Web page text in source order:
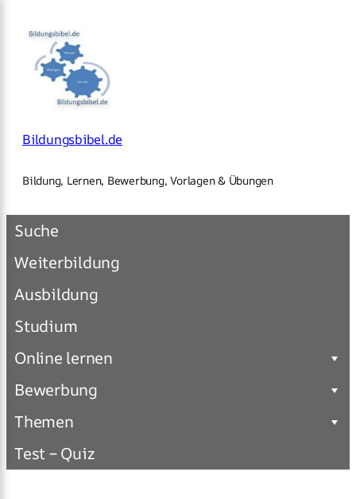
Inhalt
springen
Bildungsbibel.de
Bildung, Lernen, Bewerbung, Vorlagen & Übungen
Suche
Weiterbildung
Ausbildung
Studium
Online lernen
Bewerbung
Themen
Test – Quiz